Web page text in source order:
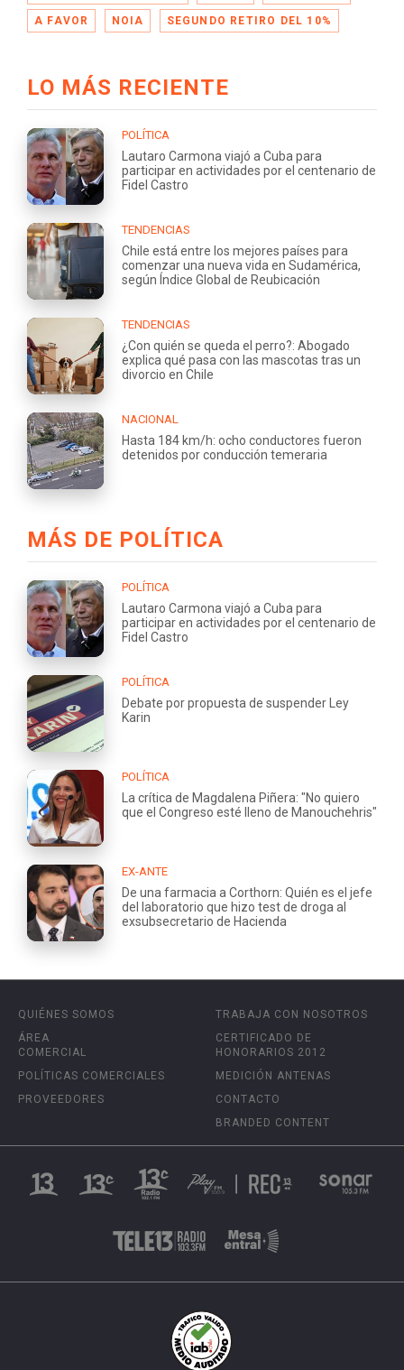
A FAVOR NOIA SEGUNDO RETIRO DEL 10%
LO MÁS RECIENTE
POLÍTICA
Lautaro Carmona viajó a Cuba para
participar en actividades por el centenario de
Fidel Castro
TENDENCIAS
Chile está entre los mejores países para
comenzar una nueva vida en Sudamérica,
según Índice Global de Reubicación
TENDENCIAS
¿Con quién se queda el perro?: Abogado
explica qué pasa con las mascotas tras un
divorcio en Chile
NACIONAL
Hasta 184 km/h: ocho conductores fueron
detenidos por conducción temeraria
MÁS DE POLÍTICA
POLÍTICA
Lautaro Carmona viajó a Cuba para
participar en actividades por el centenario de
Fidel Castro
POLÍTICA
Debate por propuesta de suspender Ley
Karin
POLÍTICA
La crítica de Magdalena Piñera: "No quiero
que el Congreso esté lleno de Manouchehris"
EX-ANTE
De una farmacia a Corthorn: Quién es el jefe
del laboratorio que hizo test de droga al
exsubsecretario de Hacienda
QUIÉNES SOMOS
ÁREA
COMERCIAL
POLÍTICAS COMERCIALES
PROVEEDORES
TRABAJA CON NOSOTROS
CERTIFICADO DE
HONORARIOS 2012
MEDICIÓN ANTENAS
CONTACTO
BRANDED CONTENT